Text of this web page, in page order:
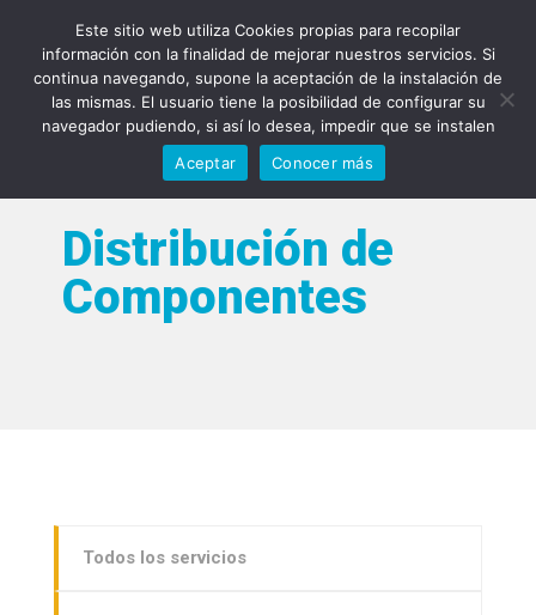
Distribución de
Componentes
Todos los servicios
Este sitio web utiliza Cookies propias para recopilar
información con la finalidad de mejorar nuestros servicios. Si
continua navegando, supone la aceptación de la instalación de
las mismas. El usuario tiene la posibilidad de configurar su
navegador pudiendo, si así lo desea, impedir que se instalen
Aceptar
Conocer más